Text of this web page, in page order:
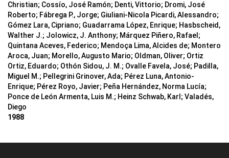
Christian; Cossío, José Ramón; Denti, Vittorio; Dromi, José
Roberto; Fábrega P., Jorge; Giuliani-Nicola Picardi, Alessandro;
Gómez Lara, Cipriano; Guadarrama López, Enrique; Hasbscheid,
Walther J.; Jolowicz, J. Anthony; Márquez Piñero, Rafael;
Quintana Aceves, Federico; Mendoça Lima, Alcides de; Montero
Aroca, Juan; Morello, Augusto Mario; Oldman, Oliver; Ortiz
Ortiz, Eduardo; Othón Sidou, J. M.; Ovalle Favela, José; Padilla,
Miguel M.; Pellegrini Grinover, Ada; Pérez Luna, Antonio-
Enrique; Pérez Royo, Javier; Peña Hernández, Norma Lucía;
Ponce de León Armenta, Luis M.; Heinz Schwab, Karl; Valadés,
Diego
1988